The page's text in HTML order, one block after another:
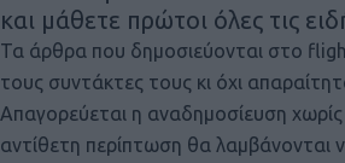
και μάθετε πρώτοι όλες τις
Τα άρθρα που δημοσιεύονται στο
τους συντάκτες τους κι όχι
Απαγορεύεται η αναδημοσίευση
αντίθετη περίπτωση θα λαμβάνονται